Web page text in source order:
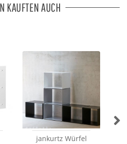
KAUFTEN AUCH
jankurtz Würfel